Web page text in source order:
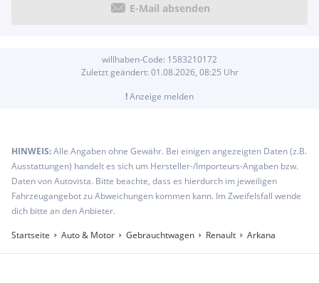
E-Mail absenden
willhaben-Code: 1583210172
Zuletzt geändert: 01.08.2026, 08:25 Uhr
!Anzeige melden
HINWEIS:Alle Angaben ohne Gewähr. Bei einigen angezeigten Daten (z.B.
Ausstattungen) handelt es sich um Hersteller-/Importeurs-Angaben bzw.
Daten von Autovista. Bitte beachte, dass es hierdurch im jeweiligen
Fahrzeugangebot zu Abweichungen kommen kann. Im Zweifelsfall wende
dich bitte an den Anbieter.
Startseite
Auto & Motor Gebrauchtwagen Renault Arkana